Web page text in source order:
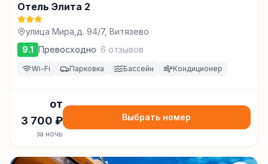
Отель Элита 2
улица Мира,д. 94/7, Витязево
9.1 Превосходно· 6 отзывов
Wi-Fi Парковка Бассейн Кондиционер
от
3 700 ₽
за ночь
Выбрать номер